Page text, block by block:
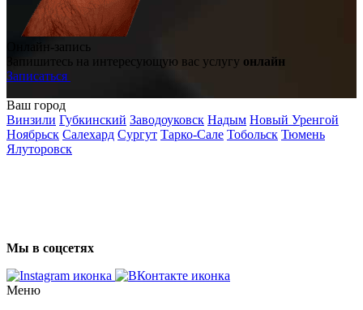
Онлайн-запись
Запишитесь на интересующую вас услугу онлайн
Записаться
Ваш город
Винзили Губкинский Заводоуковск Надым Новый Уренгой
Ноябрьск Салехард Сургут Тарко-Сале Тобольск Тюмень
Ялуторовск
Мы в соцсетях
Меню